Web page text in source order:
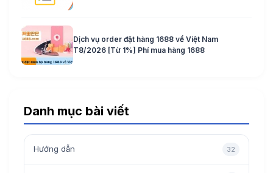
Dịch vụ order đặt hàng 1688 về Việt Nam
T8/2026 [Từ 1%] Phí mua hàng 1688
Danh mục bài viết
Hướng dẫn 32